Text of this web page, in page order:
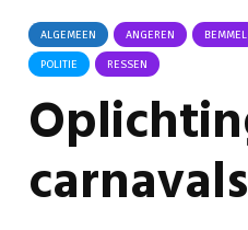
ALGEMEEN ANGEREN BEMMEL
POLITIE RESSEN